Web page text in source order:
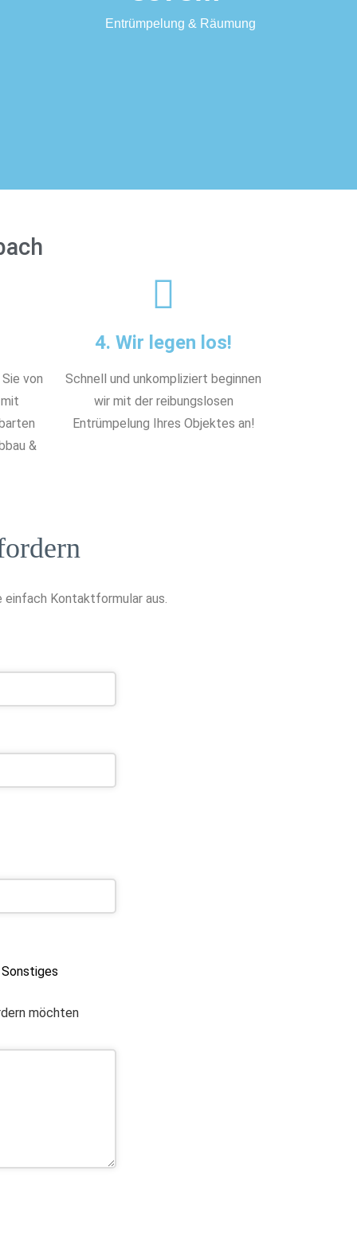
Entrümpelung & Räumung
von
&
4. Wir legen los!
Schnell und unkompliziert beginnen
wir mit der reibungslosen
Entrümpelung Ihres Objektes an!
einfach Kontaktformular aus.
Sonstiges
möchten